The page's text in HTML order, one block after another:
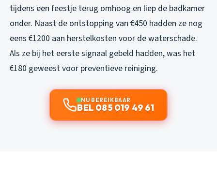
tijdens een feestje terug omhoog en liep de badkamer
onder. Naast de ontstopping van €450 hadden ze nog
eens €1200 aan herstelkosten voor de waterschade.
Als ze bij het eerste signaal gebeld hadden, was het
€180 geweest voor preventieve reiniging.
NU BEREIKBAAR
BEL 085 019 49 61